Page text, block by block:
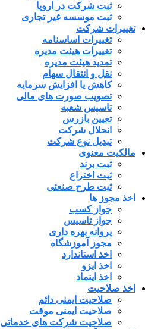
ثبت شرکت در اروپا
ثبت موسسه غیر تجاری
تغییرات شرکت
تغییرات اساسنامه
تغییرات هیئت مدیره
تمدید هیئت مدیره
نقل و انتقال سهام
کاهش یا افزایش سرمایه
تصویب صورت های مالی
تاسیس شعبه
تعیین بازرس
انحلال شرکت
تبدیل نوع شرکت
مالکیت معنوی
ثبت برند
ثبت اختراع
ثبت طرح صنعتی
اخذ مجوز ها
جواز کسب
جواز تاسیس
پروانه بهره داری
مجوز آموزشگاه
اخذ استاندارد
اخذ ایزو
اخذ اینماد
اخذ صلاحیت
صلاحیت ایمنی دائم
صلاحیت ایمنی موقت
صلاحیت شرکت های خدماتی